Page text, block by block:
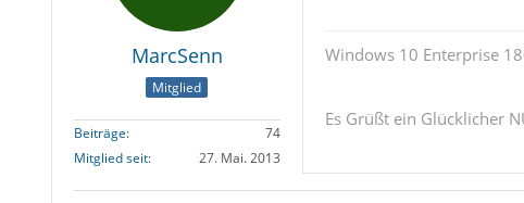
MarcSenn
Mitglied
Beiträge
74
Mitglied seit
27. Mai. 2013
Windows 10 Enterprise
Es Grüßt ein Glücklicher